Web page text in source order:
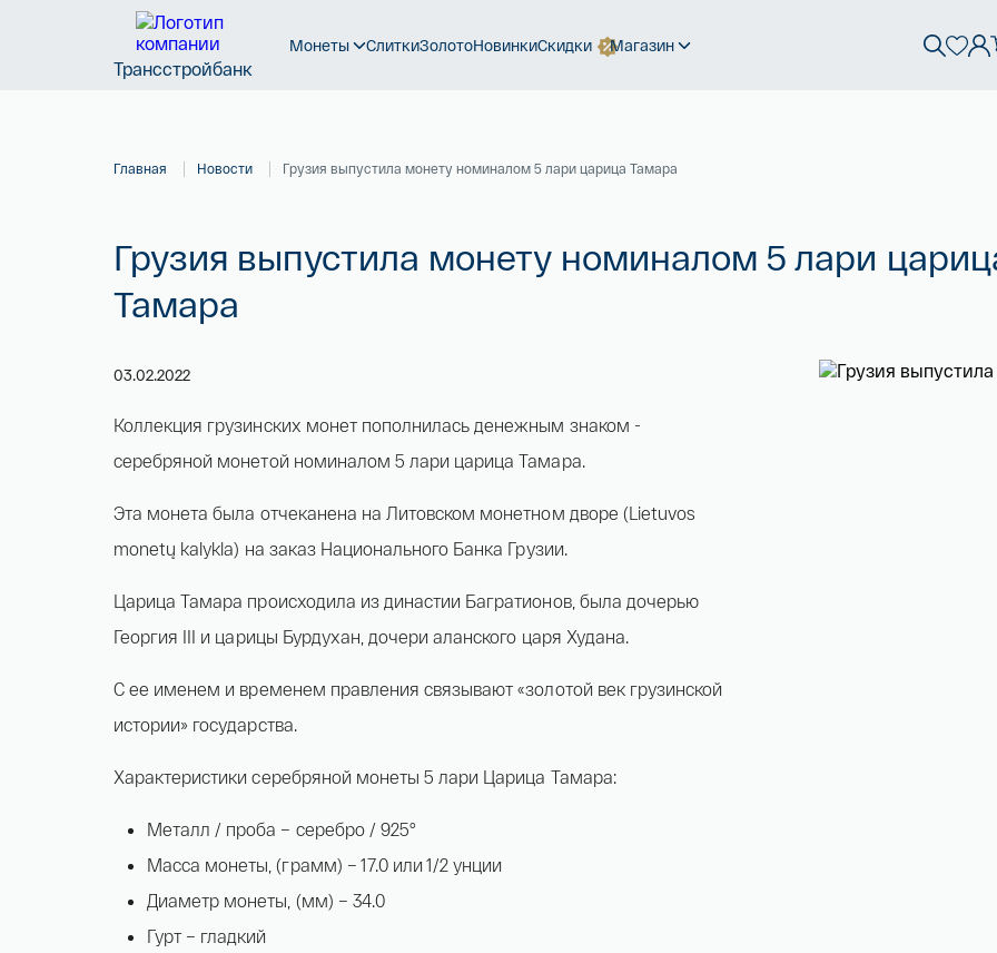
Трансстройбанк
Монеты СлиткиЗолотоНовинкиСкидки Магазин
Главная Новости Грузия выпустила монету номиналом 5 лари царица Тамара
Грузия выпустила монету номиналом 5 лари
Тамара
03.02.2022
Коллекция грузинских монет пополнилась денежным знаком -
серебряной монетой номиналом 5 лари царица Тамара.
Эта монета была отчеканена на Литовском монетном дворе (Lietuvos
monetų kalykla) на заказ Национального Банка Грузии.
Царица Тамара происходила из династии Багратионов, была дочерью
Георгия III и царицы Бурдухан, дочери аланского царя Худана.
С ее именем и временем правления связывают «золотой век грузинской
истории» государства.
Характеристики серебряной монеты 5 лари Царица Тамара:
Металл / проба – серебро / 925°
Масса монеты, (грамм) – 17.0 или 1/2 унции
Диаметр монеты, (мм) – 34.0
Гурт – гладкий